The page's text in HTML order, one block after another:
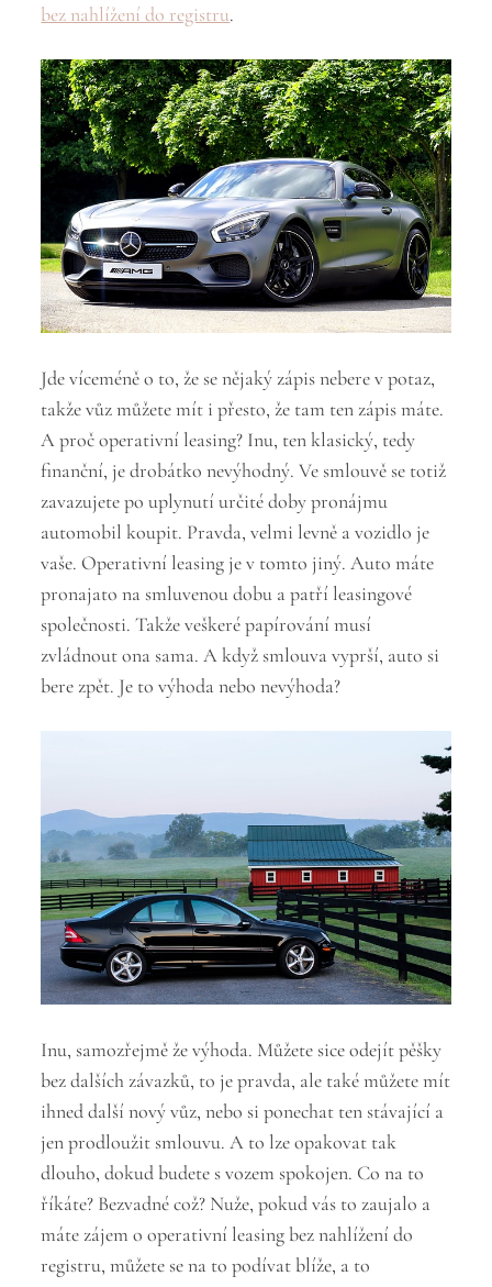
bez nahlížení do registru.
Jde víceméně o to, že se nějaký zápis nebere v potaz,
takže vůz můžete mít i přesto, že tam ten zápis máte.
A proč operativní leasing? Inu, ten klasický, tedy
finanční, je drobátko nevýhodný. Ve smlouvě se totiž
zavazujete po uplynutí určité doby pronájmu
automobil koupit. Pravda, velmi levně a vozidlo je
vaše. Operativní leasing je v tomto jiný. Auto máte
pronajato na smluvenou dobu a patří leasingové
společnosti. Takže veškeré papírování musí
zvládnout ona sama. A když smlouva vyprší, auto si
bere zpět. Je to výhoda nebo nevýhoda?
Inu, samozřejmě že výhoda. Můžete sice odejít pěšky
bez dalších závazků, to je pravda, ale také můžete mít
ihned další nový vůz, nebo si ponechat ten stávající a
jen prodloužit smlouvu. A to lze opakovat tak
dlouho, dokud budete s vozem spokojen. Co na to
říkáte? Bezvadné což? Nuže, pokud vás to zaujalo a
máte zájem o operativní leasing bez nahlížení do
registru, můžete se na to podívat blíže, a to